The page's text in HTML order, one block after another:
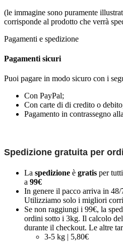
(le immagine sono puramente
corrisponde al prodotto che verrà
Pagamenti e spedizione
Pagamenti sicuri
Puoi pagare in modo sicuro con i
Con PayPal;
Con carte di di credito o
Pagamento in contrassegno
Spedizione gratuita per
La spedizione è gratis per
a 99€
In genere il pacco arriva in
Utilizziamo solo i migliori
Se non raggiungi i 99€, la
ordini sotto i 3kg. Il calcolo
durante il checkout. Le altre
3-5 kg | 5,80€